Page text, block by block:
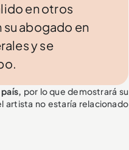
en otros
su abogado en
y se
por lo que demostrará su
artista no estaría relacionado